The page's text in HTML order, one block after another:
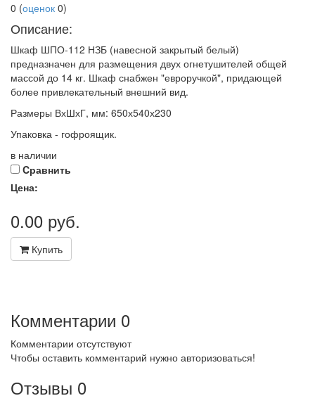
0 (оценок 0)
Описание:
Шкаф ШПО-112 НЗБ (навесной закрытый белый)
предназначен для размещения двух огнетушителей общей
массой до 14 кг. Шкаф снабжен "евроручкой", придающей
более привлекательный внешний вид.
Размеры ВхШхГ, мм: 650х540х230
Упаковка - гофроящик.
в наличии
Cравнить
Цена:
0.00 руб.
Купить
Комментарии 0
Комментарии отсутствуют
Чтобы оставить комментарий нужно авторизоваться!
Отзывы 0